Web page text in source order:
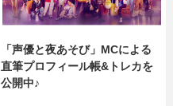
「声優と夜あそび」MCによる
直筆プロフィール帳&トレカを
公開中♪